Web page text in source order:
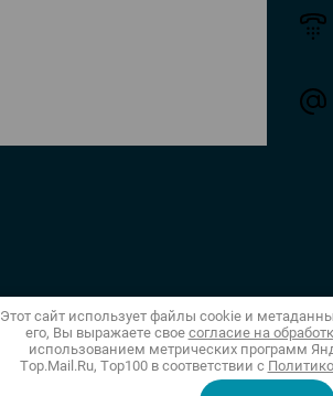
Этот сайт использует файлы cookie и
его, Вы выражаете свое согласие на
использованием метрических программ
Top.Mail.Ru, Top100 в соответствии с